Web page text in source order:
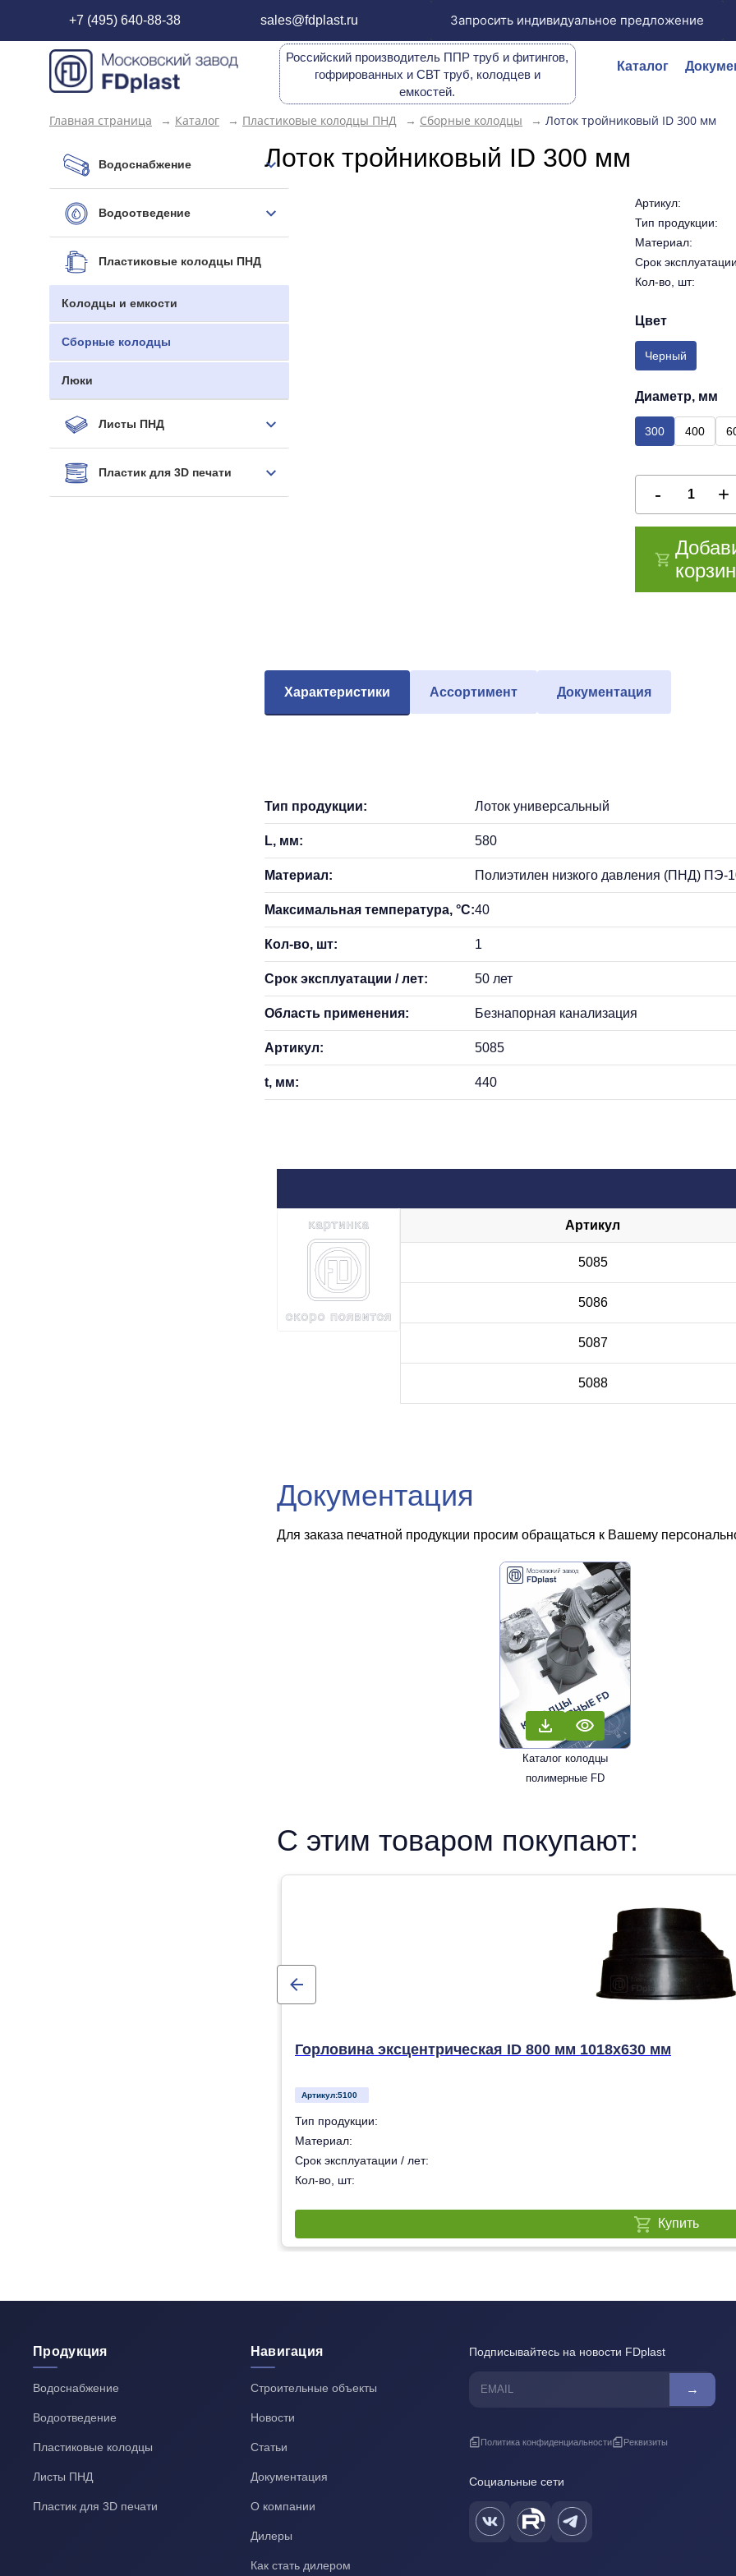
+7 (495) 640-88-38 sales@fdplast.ru Запросить индивидуальное предложение
Российский производитель ППР труб и фитингов,
гофрированных и СВТ труб, колодцев и
емкостей.
Каталог
Главная страница → Каталог → Пластиковые колодцы ПНД → Сборные колодцы → Лоток тройниковый ID 300 мм
Водоснабжение
Водоотведение
Пластиковые колодцы ПНД
Колодцы и емкости
Сборные колодцы
Люки
Листы ПНД
Пластик для 3D печати
Лоток тройниковый ID 300 мм
Артикул:
Тип продукции:
Материал:
Срок
Кол-во, шт:
Цвет
Черный
Диаметр, мм
300 400
Характеристики Ассортимент Документация
Тип продукции: Лоток универсальный
L, мм: 580
Материал: Полиэтилен низкого давления (ПНД) ПЭ-
Максимальная температура, °С:40
Кол-во, шт: 1
Срок эксплуатации / лет: 50 лет
Область применения: Безнапорная канализация
Артикул: 5085
t, мм: 440
Артикул
5085
5086
5087
5088
Документация
Для заказа печатной продукции просим обращаться к Вашему
Каталог колодцы
полимерные FD
С этим товаром покупают:
Горловина эксцентрическая ID 800 мм 1018х630 мм
Артикул:5100
Тип продукции:
Материал:
Срок эксплуатации / лет:
Кол-во, шт:
Купить
Продукция
Водоснабжение
Водоотведение
Пластиковые колодцы
Листы ПНД
Пластик для 3D печати
Навигация
Строительные объекты
Новости
Статьи
Документация
О компании
Дилеры
Как стать дилером
Подписывайтесь на новости FDplast
→
Политика конфиденциальности Реквизиты
Социальные сети